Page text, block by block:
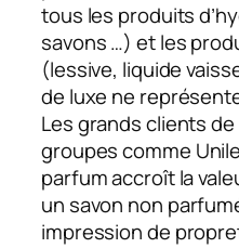
tous les produits
savons …) et les
(lessive, liquide
de luxe ne
Les grands clients
groupes comme
parfum accroît la
un savon non
impression de